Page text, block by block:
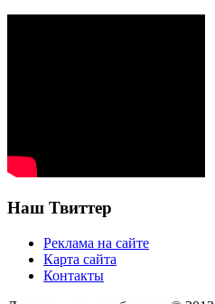
Наш Твиттер
Реклама на сайте
Карта сайта
Контакты